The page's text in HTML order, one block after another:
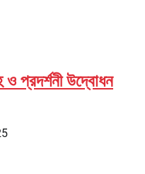
ও প্রদর্শনী উদ্বোধন